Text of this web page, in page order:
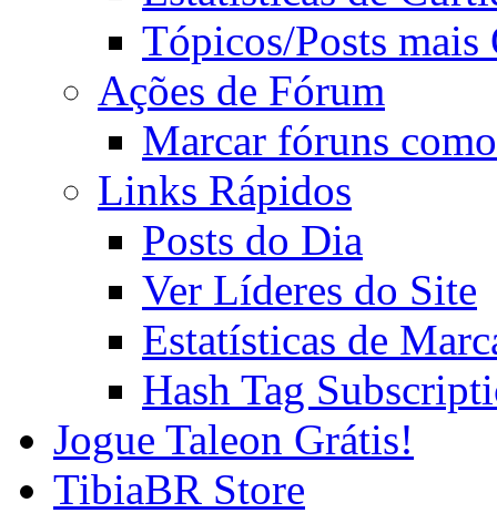
Tópicos/Posts mais
Ações de Fórum
Marcar fóruns
Links Rápidos
Posts do Dia
Ver Líderes do Site
Estatísticas de
Hash Tag
Jogue Taleon Grátis!
TibiaBR Store